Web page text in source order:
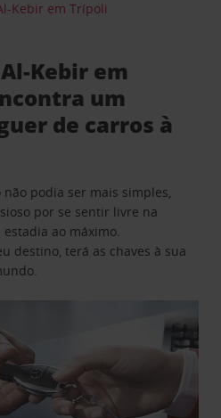
Kebir em Trípoli
Kebir em
um
de carros à
podia ser mais simples,
por se sentir livre na
ao máximo.
destino, terá as chaves à sua